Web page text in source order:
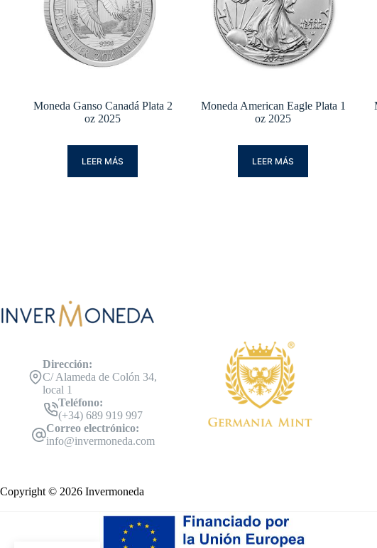
Moneda Ganso Canadá Plata 2
oz 2025
LEER MÁS
Moneda American Eagle Plata 1
oz 2025
LEER MÁS
Dirección:
C/ Alameda de Colón 34,
local 1
Teléfono:
(+34) 689 919 997
Correo electrónico:
info@invermoneda.com
Copyright © 2026 Invermoneda